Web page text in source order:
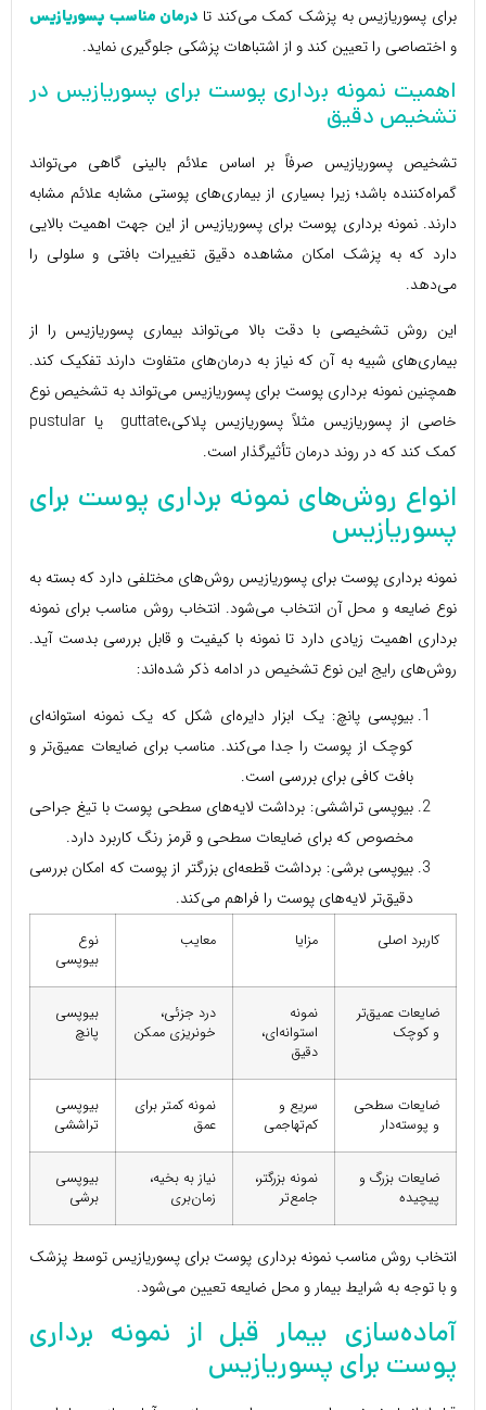
برای پسوریازیس به پزشک کمک می‌کند تا درمان مناسب پسوریازیس
و اختصاصی را تعیین کند و از اشتباهات پزشکی جلوگیری نماید.
اهمیت نمونه برداری پوست برای پسوریازیس در
تشخیص دقیق
تشخیص پسوریازیس صرفاً بر اساس علائم بالینی گاهی می‌تواند
گمراه‌کننده باشد؛ زیرا بسیاری از بیماری‌های پوستی مشابه علائم مشابه
دارند. نمونه برداری پوست برای پسوریازیس از این جهت اهمیت بالایی
دارد که به پزشک امکان مشاهده دقیق تغییرات بافتی و سلولی را
می‌دهد.
این روش تشخیصی با دقت بالا می‌تواند بیماری پسوریازیس را از
بیماری‌های شبیه به آن که نیاز به درمان‌های متفاوت دارند تفکیک کند.
همچنین نمونه برداری پوست برای پسوریازیس می‌تواند به تشخیص نوع
خاصی از پسوریازیس مثلاً پسوریازیس پلاکی،guttate یا pustular
کمک کند که در روند درمان تأثیرگذار است.
انواع روش‌های نمونه برداری پوست برای
پسوریازیس
نمونه برداری پوست برای پسوریازیس روش‌های مختلفی دارد که بسته به
نوع ضایعه و محل آن انتخاب می‌شود. انتخاب روش مناسب برای نمونه
برداری اهمیت زیادی دارد تا نمونه با کیفیت و قابل بررسی بدست آید.
روش‌های رایج این نوع تشخیص در ادامه ذکر شده‌اند:
بیوپسی پانچ: یک ابزار دایره‌ای شکل که یک نمونه استوانه‌ای
کوچک از پوست را جدا می‌کند. مناسب برای ضایعات عمیق‌تر و
بافت کافی برای بررسی است.
بیوپسی تراششی: برداشت لایه‌های سطحی پوست با تیغ جراحی
مخصوص که برای ضایعات سطحی و قرمز رنگ کاربرد دارد.
بیوپسی برشی: برداشت قطعه‌ای بزرگتر از پوست که امکان بررسی
دقیق‌تر لایه‌های پوست را فراهم می‌کند.
کاربرد اصلی مزایا معایب
نوع
بیوپسی
ضایعات عمیق‌تر
و کوچک
نمونه
استوانه‌ای،
دقیق
درد جزئی،
خونریزی ممکن
بیوپسی
پانچ
ضایعات سطحی
و پوسته‌دار
سریع و
کم‌تهاجمی
نمونه کمتر برای
عمق
بیوپسی
تراششی
ضایعات بزرگ و
پیچیده
نمونه بزرگتر،
جامع‌تر
نیاز به بخیه،
زمان‌بری
بیوپسی
برشی
انتخاب روش مناسب نمونه برداری پوست برای پسوریازیس توسط پزشک
و با توجه به شرایط بیمار و محل ضایعه تعیین می‌شود.
آماده‌سازی بیمار قبل از نمونه برداری
پوست برای پسوریازیس